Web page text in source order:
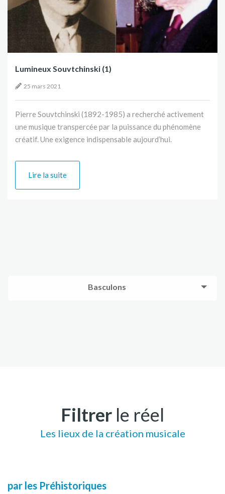
Lumineux Souvtchinski (1)
25 mars 2021
Pierre Souvtchinski (1892-1985) a recherché activement
une musique transpercée par la puissance du phénomène
créatif. Une exigence indispensable aujourd’hui.
Lire la suite
Basculons
Filtrer le réel
Les lieux de la création musicale
par les Préhistoriques